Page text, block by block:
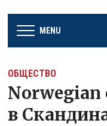
MENU
ОБЩЕСТВО
Norwegian
в